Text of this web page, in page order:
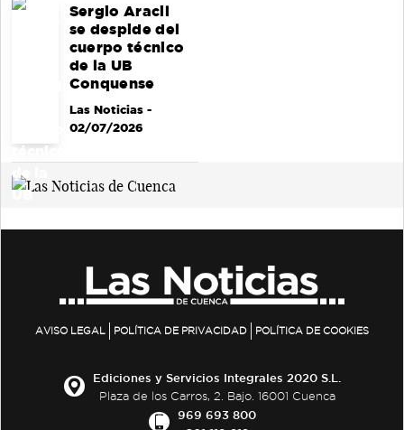
Sergio Aracil
se despide del
cuerpo técnico
de la UB
Conquense
Las Noticias-
02/07/2026
AVISO LEGAL POLÍTICA DE PRIVACIDAD POLÍTICA DE COOKIES
Ediciones y Servicios Integrales 2020 S.L.
Plaza de los Carros, 2. Bajo. 16001 Cuenca
969 693 800